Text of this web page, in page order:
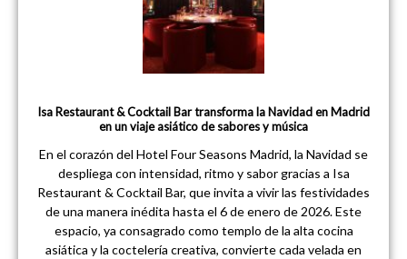
Isa Restaurant & Cocktail Bar transforma la Navidad en Madrid
en un viaje asiático de sabores y música
En el corazón del Hotel Four Seasons Madrid, la Navidad se
despliega con intensidad, ritmo y sabor gracias a Isa
Restaurant & Cocktail Bar, que invita a vivir las festividades
de una manera inédita hasta el 6 de enero de 2026. Este
espacio, ya consagrado como templo de la alta cocina
asiática y la coctelería creativa, convierte cada velada en